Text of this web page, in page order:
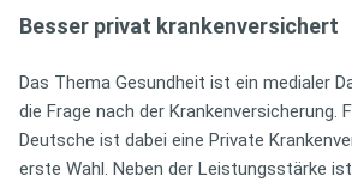
Besser privat krankenversichert
Das Thema Gesundheit ist ein medialer
die Frage nach der Krankenversicherung.
Deutsche ist dabei eine Private
erste Wahl. Neben der Leistungsstärke